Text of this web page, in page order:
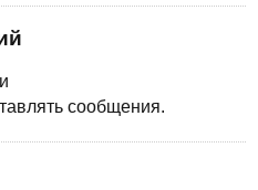
сообщения.